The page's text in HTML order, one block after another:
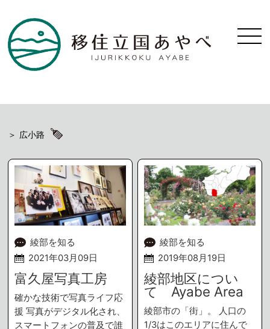
広小路
綾部を知る
2021年03月09日
富久屋写真工房
確かな技術で写真ライフ応
援 写真がデジタル化され、
スマートフォンの普及で誰
綾部を知る
2019年08月19日
綾部地区につい
て Ayabe Area
綾部市の「街」。 人口の
1/3はこのエリアに住んで